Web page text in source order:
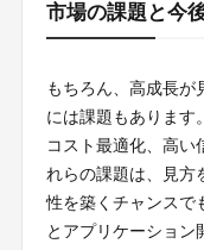
市場の課題と今
もちろん、高成長が
には課題もあります
コスト最適化、高い
れらの課題は、見方
性を築くチャンスで
とアプリケーション